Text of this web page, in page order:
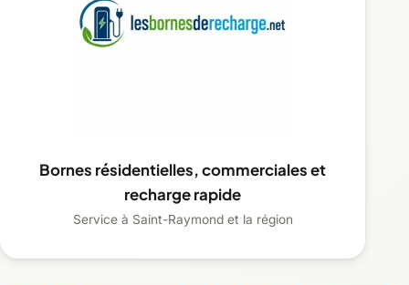
Bornes résidentielles, commerciales et
recharge rapide
Service à Saint-Raymond et la région